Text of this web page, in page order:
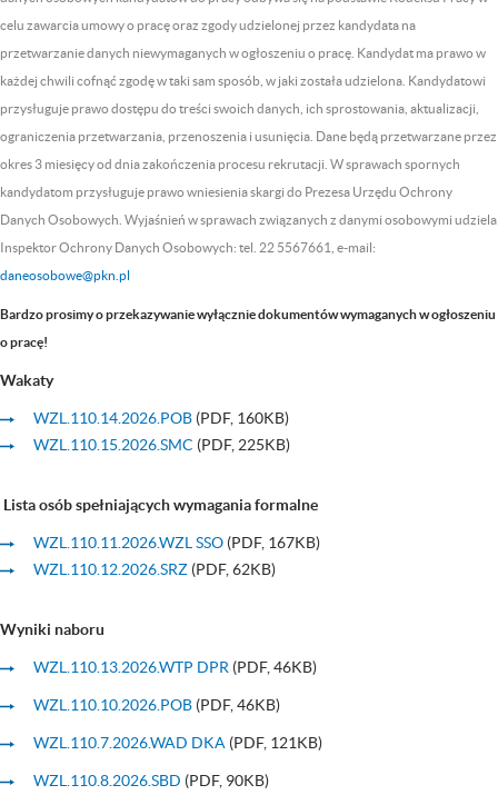
celu zawarcia umowy o pracę oraz zgody udzielonej przez kandydata na
przetwarzanie danych niewymaganych w ogłoszeniu o pracę. Kandydat ma prawo w
każdej chwili cofnąć zgodę w taki sam sposób, w jaki została udzielona. Kandydatowi
przysługuje prawo dostępu do treści swoich danych, ich sprostowania, aktualizacji,
ograniczenia przetwarzania, przenoszenia i usunięcia. Dane będą przetwarzane przez
okres 3 miesięcy od dnia zakończenia procesu rekrutacji. W sprawach spornych
kandydatom przysługuje prawo wniesienia skargi do Prezesa Urzędu Ochrony
Danych Osobowych. Wyjaśnień w sprawach związanych z danymi osobowymi udziela
Inspektor Ochrony Danych Osobowych: tel. 22 5567661, e-mail:
daneosobowe@pkn.pl
Bardzo prosimy o przekazywanie wyłącznie dokumentów wymaganych w ogłoszeniu
o pracę!
Wakaty
WZL.110.14.2026.POB (PDF, 160KB)
WZL.110.15.2026.SMC (PDF, 225KB)
Lista osób spełniających wymagania formalne
WZL.110.11.2026.WZL SSO (PDF, 167KB)
WZL.110.12.2026.SRZ (PDF, 62KB)
Wyniki naboru
WZL.110.13.2026.WTP DPR (PDF, 46KB)
WZL.110.10.2026.POB (PDF, 46KB)
WZL.110.7.2026.WAD DKA (PDF, 121KB)
WZL.110.8.2026.SBD (PDF, 90KB)